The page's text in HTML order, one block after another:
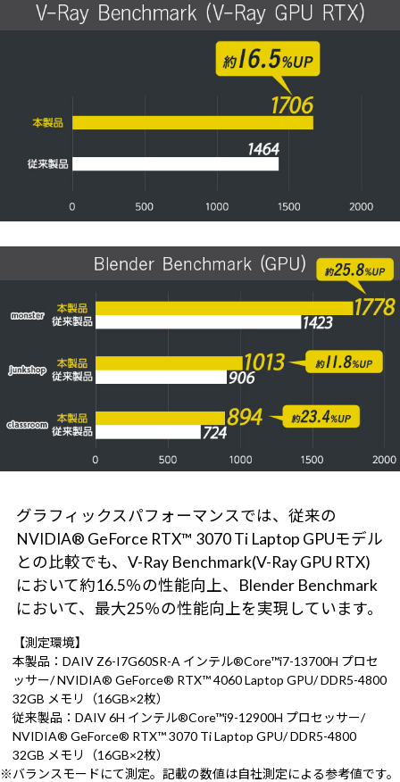
グラフィックスパフォーマンスでは、従来の
NVIDIA® GeForce RTX™ 3070 Ti Laptop GPUモデル
との比較でも、V-Ray Benchmark(V-Ray GPU RTX)
において約16.5％の性能向上、Blender Benchmark
において、最大25％の性能向上を実現しています。
【測定環境】
本製品：DAIV Z6-I7G60SR-A インテル®Core™i7-13700H プロセ
ッサー/ NVIDIA® GeForce® RTX™ 4060 Laptop GPU/ DDR5-4800
32GB メモリ（16GB×2枚）
従来製品：DAIV 6H インテル®Core™i9-12900H プロセッサー/
NVIDIA® GeForce® RTX™ 3070 Ti Laptop GPU/ DDR5-4800
32GB メモリ（16GB×2枚）
※バランスモードにて測定。記載の数値は自社測定による参考値です。